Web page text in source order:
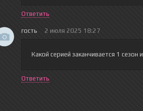
Ответить
гость 2 июля 2025 18:27
Какой серией заканчивается 1 сезон
Ответить